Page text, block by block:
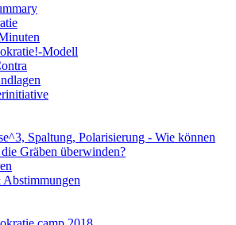
Modell
Spaltung, Polarisierung - Wie können
Gräben überwinden?